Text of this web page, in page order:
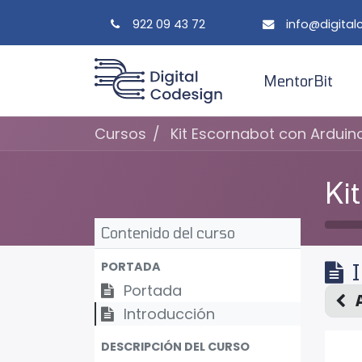
922 09 43 72
MentorBit
Cursos Kit Escornabot con
Contenido del curso
PORTADA
Portada
Introducción
DESCRIPCIÓN DEL CURSO